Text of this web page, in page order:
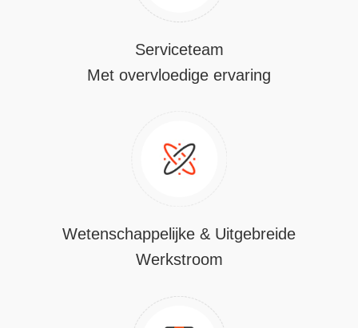
Serviceteam
Met overvloedige ervaring
Wetenschappelijke & Uitgebreide
Werkstroom